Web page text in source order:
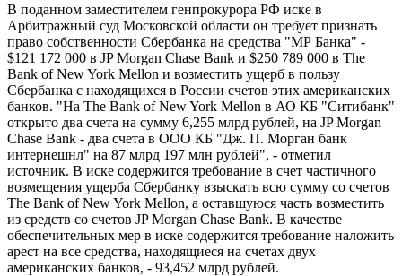
В поданном заместителем генпрокурора РФ иске в
Арбитражный суд Московской области он требует признать
право собственности Сбербанка на средства "МР Банка" -
$121 172 000 в JP Morgan Chase Bank и $250 789 000 в The
Bank of New York Mellon и возместить ущерб в пользу
Сбербанка с находящихся в России счетов этих американских
банков. "На The Bank of New York Mellon в АО КБ "Ситибанк"
открыто два счета на сумму 6,255 млрд рублей, на JP Morgan
Chase Bank - два счета в ООО КБ "Дж. П. Морган банк
интернешнл" на 87 млрд 197 млн рублей", - отметил
источник. В иске содержится требование в счет частичного
возмещения ущерба Сбербанку взыскать всю сумму со счетов
The Bank of New York Mellon, а оставшуюся часть возместить
из средств со счетов JP Morgan Chase Bank. В качестве
обеспечительных мер в иске содержится требование наложить
арест на все средства, находящиеся на счетах двух
американских банков, - 93,452 млрд рублей.